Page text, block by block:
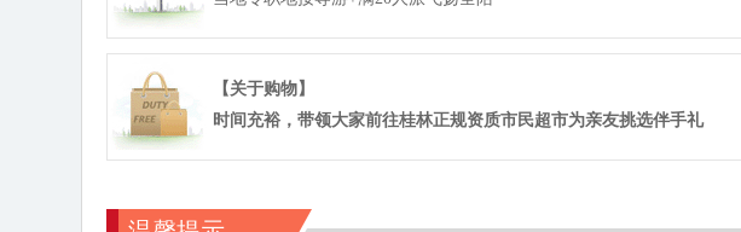
【关于购物】
时间充裕，带领大家前往桂林正规资质市民超市为亲友挑选伴手礼